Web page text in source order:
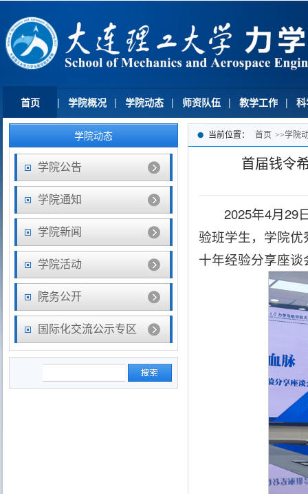
首页 | 学院概况 | 学院动态 | 师资队伍 | 教学工作 |
学院动态
学院公告
学院通知
学院新闻
学院活动
院务公开
国际化交流公示专区
当前位置： 首页 >>学院
首届钱令
2025年4月29
验班学生，学院
十年经验分享座谈